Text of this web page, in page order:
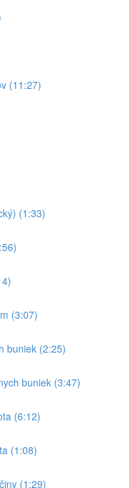
(11:27)
(1:33)
(3:07)
buniek (2:25)
buniek (3:47)
(6:12)
(1:08)
(1:29)